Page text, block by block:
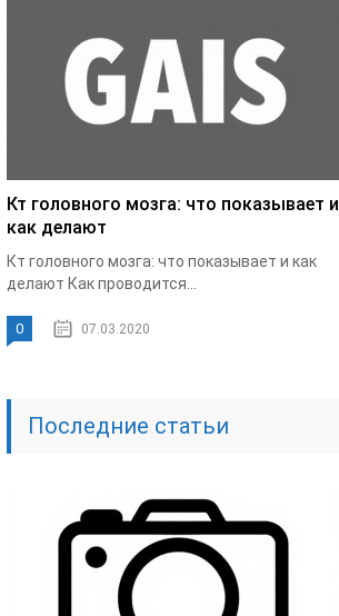
Кт головного мозга: что показывает и
как делают
Кт головного мозга: что показывает и как
делают Как проводится...
0 07.03.2020
Последние статьи